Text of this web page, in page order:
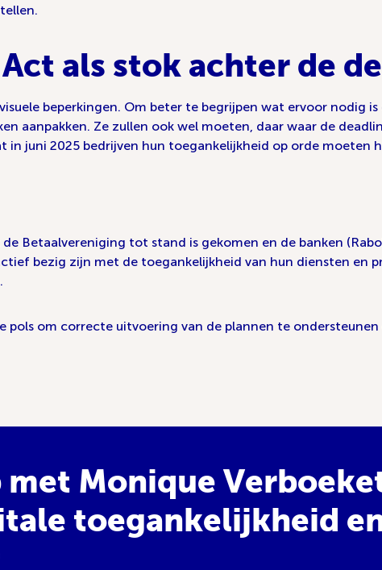
als stok achter de
beperkingen. Om beter te begrijpen wat ervoor nodig
aanpakken. Ze zullen ook wel moeten, daar waar de
juni 2025 bedrijven hun toegankelijkheid op orde moeten
Betaalvereniging tot stand is gekomen en de banken
bezig zijn met de toegankelijkheid van hun diensten en
pols om correcte uitvoering van de plannen te
Monique
toegankelijkheid